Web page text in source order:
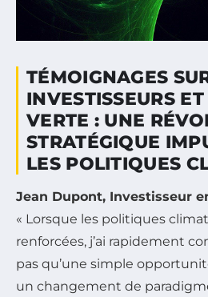
TÉMOIGNAGES
INVESTISSEURS
VERTE : UNE
STRATÉGIQUE
LES POLITIQUES
Jean Dupont, Investisseur
« Lorsque les politiques
renforcées, j’ai rapidement
pas qu’une simple
un changement de